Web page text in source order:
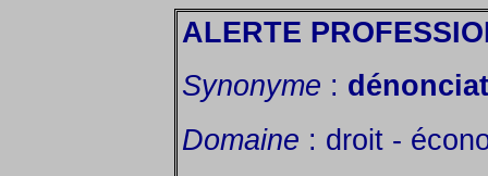
ALERTE
Synonyme :
Domaine : droit -